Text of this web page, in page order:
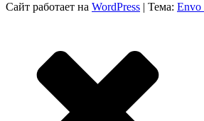
Сайт работает на WordPress | Тема: Envo